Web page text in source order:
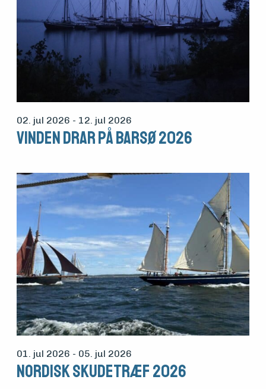
02. jul 2026 - 12. jul 2026
Vinden drar på Barsø 2026
01. jul 2026 - 05. jul 2026
Nordisk Skudetræf 2026